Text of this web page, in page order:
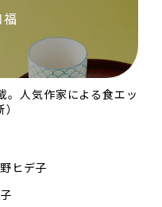
。人気作家による食エッ
ヒデ子